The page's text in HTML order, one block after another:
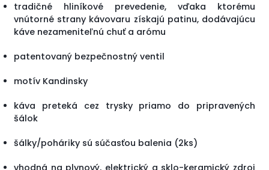
tradičné hliníkové prevedenie, vďaka ktorému
vnútorné strany kávovaru získajú patinu, dodávajúcu
káve nezameniteľnú chuť a arómu
patentovaný bezpečnostný ventil
motív Kandinsky
káva preteká cez trysky priamo do pripravených
šálok
šálky/poháriky sú súčasťou balenia (2ks)